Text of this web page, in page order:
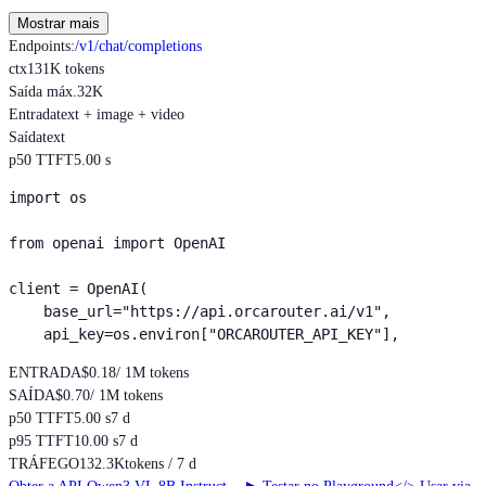
Mostrar mais
Endpoints:/v1/chat/completions
ctx131K tokens
Saída máx. 32K
Entradatext + image + video
Saídatext
p50 TTFT5.00 s
import os
from openai import OpenAI
client = OpenAI(
    base_url="https://api.orcarouter.ai/v1",
    api_key=os.environ["ORCAROUTER_API_KEY"],
ENTRADA$0.18/ 1M tokens
SAÍDA$0.70/ 1M tokens
p50 TTFT5.00 s7 d
p95 TTFT10.00 s7 d
TRÁFEGO132.3Ktokens / 7 d